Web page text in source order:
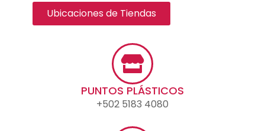
Ubicaciones de Tiendas
PUNTOS PLÁSTICOS
+502 5183 4080